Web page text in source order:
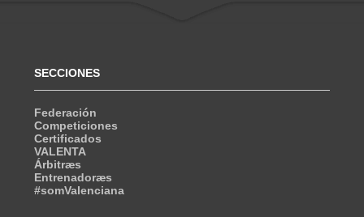
SECCIONES
Federación
Competiciones
Certificados
VALENTA
Árbitræs
Entrenadoræs
#somValenciana